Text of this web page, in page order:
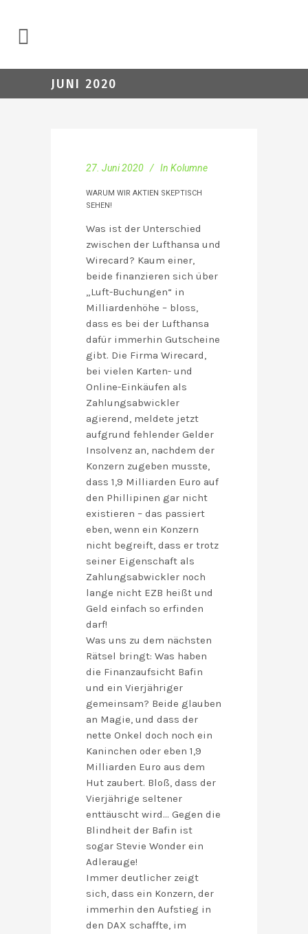
JUNI 2020
27. Juni 2020 In Kolumne
WARUM WIR AKTIEN SKEPTISCH
SEHEN!
Was ist der Unterschied
zwischen der Lufthansa und
Wirecard? Kaum einer,
beide finanzieren sich über
„Luft-Buchungen“ in
Milliardenhöhe – bloss,
dass es bei der Lufthansa
dafür immerhin Gutscheine
gibt. Die Firma Wirecard,
bei vielen Karten- und
Online-Einkäufen als
Zahlungsabwickler
agierend, meldete jetzt
aufgrund fehlender Gelder
Insolvenz an, nachdem der
Konzern zugeben musste,
dass 1,9 Milliarden Euro auf
den Phillipinen gar nicht
existieren – das passiert
eben, wenn ein Konzern
nicht begreift, dass er trotz
seiner Eigenschaft als
Zahlungsabwickler noch
lange nicht EZB heißt und
Geld einfach so erfinden
darf!
Was uns zu dem nächsten
Rätsel bringt: Was haben
die Finanzaufsicht Bafin
und ein Vierjähriger
gemeinsam? Beide glauben
an Magie, und dass der
nette Onkel doch noch ein
Kaninchen oder eben 1,9
Milliarden Euro aus dem
Hut zaubert. Bloß, dass der
Vierjährige seltener
enttäuscht wird… Gegen die
Blindheit der Bafin ist
sogar Stevie Wonder ein
Adlerauge!
Immer deutlicher zeigt
sich, dass ein Konzern, der
immerhin den Aufstieg in
den DAX schaffte, im